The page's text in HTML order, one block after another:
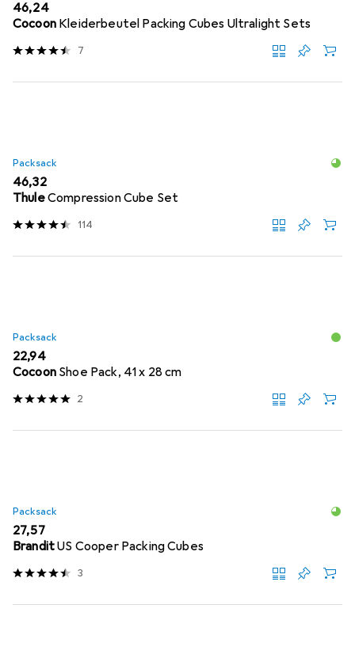
EUR
46,24
Cocoon Kleiderbeutel Packing Cubes Ultralight Sets
7
Packsack
EUR
46,32
ThuleCompression Cube Set
114
Packsack
EUR
22,94
Cocoon Shoe Pack, 41 x 28 cm
2
Packsack
EUR
27,57
BranditUS Cooper Packing Cubes
3